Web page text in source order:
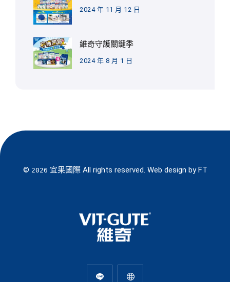
2024 年 11 月 12 日
維奇守護關鍵季
2024 年 8 月 1 日
© 2026 宜果國際All rights reserved. Web design by FT